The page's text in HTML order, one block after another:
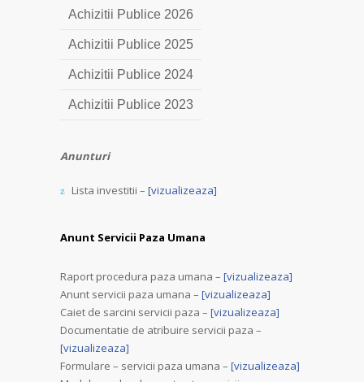
Achizitii Publice 2026
Achizitii Publice 2025
Achizitii Publice 2024
Achizitii Publice 2023
Anunturi
Lista investitii – [vizualizeaza]
Anunt Servicii Paza Umana
Raport procedura paza umana – [vizualizeaza]
Anunt servicii paza umana – [vizualizeaza]
Caiet de sarcini servicii paza – [vizualizeaza]
Documentatie de atribuire servicii paza –
[vizualizeaza]
Formulare – servicii paza umana – [vizualizeaza]